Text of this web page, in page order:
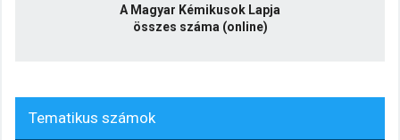
A Magyar Kémikusok Lapja
összes száma (online)
Tematikus számok